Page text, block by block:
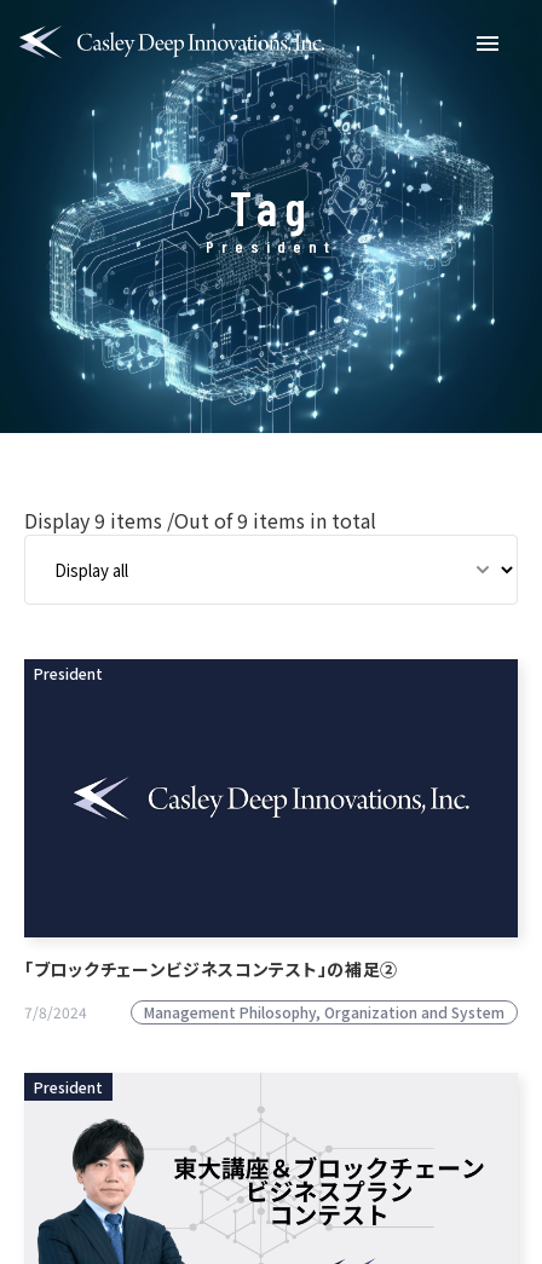
Menu
Tag
President
Display9 items /Out of 9 items in total
President
「ブロックチェーンビジネスコンテスト」の補足②
7/8/2024 Management Philosophy, Organization and System
President